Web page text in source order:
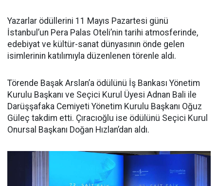
Yazarlar ödüllerini 11 Mayıs Pazartesi günü
İstanbul’un Pera Palas Oteli’nin tarihi atmosferinde,
edebiyat ve kültür-sanat dünyasının önde gelen
isimlerinin katılımıyla düzenlenen törenle aldı.
Törende Başak Arslan’a ödülünü İş Bankası Yönetim
Kurulu Başkanı ve Seçici Kurul Üyesi Adnan Bali ile
Darüşşafaka Cemiyeti Yönetim Kurulu Başkanı Oğuz
Güleç takdim etti. Çıracıoğlu ise ödülünü Seçici Kurul
Onursal Başkanı Doğan Hızlan’dan aldı.